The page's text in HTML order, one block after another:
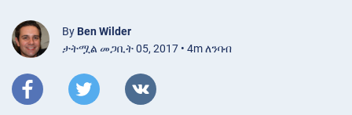
By Ben Wilder
ታትሟል መጋቢት 05, 2017 • 4m ለንባብ